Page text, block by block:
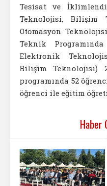
Tesisat ve
Teknolojisi, Bilişim
Otomasyon
Teknik
Elektronik
Bilişim Teknolojisi)
programında 52
öğrenci ile eğitim
Haber